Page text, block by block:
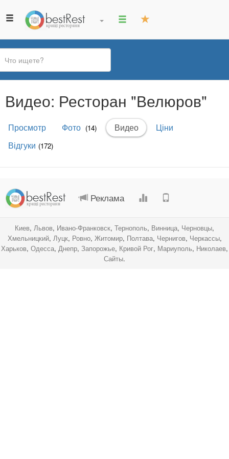
Вы
здесь
Видео: Ресторан "Велюров"
Главные
вкладки
Просмотр Фото (14) Видео(активная
вкладка)
Ціни
Відгуки (172)
Реклама
Киев, Львов, Ивано-Франковск, Тернополь, Винница, Черновцы,
Хмельницкий, Луцк, Ровно, Житомир, Полтава, Чернигов, Черкассы,
Харьков, Одесса, Днепр, Запорожье, Кривой Рог, Мариуполь, Николаев,
Сайты.